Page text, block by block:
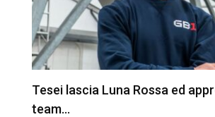
Tesei lascia Luna Rossa ed
team…